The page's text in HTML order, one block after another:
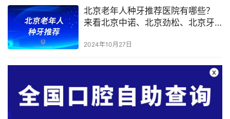
北京老年人种牙推荐医院有哪些？
来看北京中诺、北京劲松、北京牙
2024年10月27日